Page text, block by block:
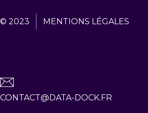
© 2023 MENTIONS LÉGALES
CONTACT@DATA-DOCK.FR